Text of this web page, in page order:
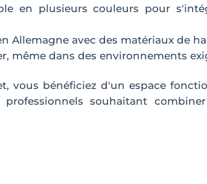
en plusieurs couleurs pour
Allemagne avec des matériaux de
même dans des environnements
vous bénéficiez d'un espace
souhaitant